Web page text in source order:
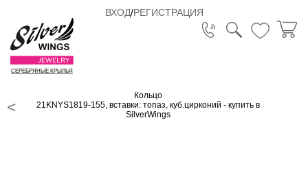
ВХОД/РЕГИСТРАЦИЯ
СЕРЕБРЯНЫЕ КРЫЛЬЯ
Кольцо
21KNYS1819-155, вставки: топаз, куб.цирконий - купить в
SilverWings